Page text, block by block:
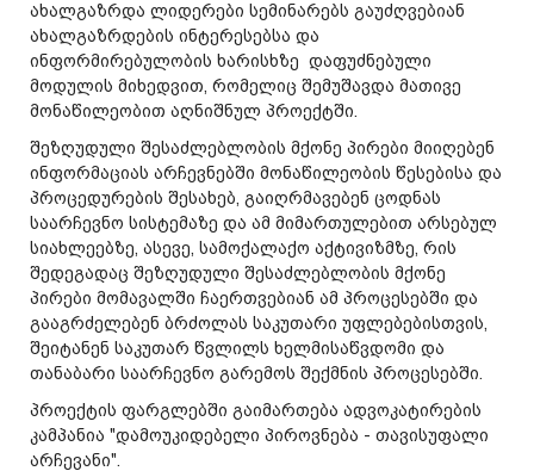
ახალგაზრდა ლიდერები სემინარებს გაუძღვებიან
ახალგაზრდების ინტერესებსა და
ინფორმირებულობის ხარისხზე დაფუძნებული
მოდულის მიხედვით, რომელიც შემუშავდა მათივე
მონაწილეობით აღნიშნულ პროექტში.
შეზღუდული შესაძლებლობის მქონე პირები მიიღებენ
ინფორმაციას არჩევნებში მონაწილეობის წესებისა და
პროცედურების შესახებ, გაიღრმავებენ ცოდნას
საარჩევნო სისტემაზე და ამ მიმართულებით არსებულ
სიახლეებზე, ასევე, სამოქალაქო აქტივიზმზე, რის
შედეგადაც შეზღუდული შესაძლებლობის მქონე
პირები მომავალში ჩაერთვებიან ამ პროცესებში და
გააგრძელებენ ბრძოლას საკუთარი უფლებებისთვის,
შეიტანენ საკუთარ წვლილს ხელმისაწვდომი და
თანაბარი საარჩევნო გარემოს შექმნის პროცესებში.
პროექტის ფარგლებში გაიმართება ადვოკატირების
კამპანია "დამოუკიდებელი პიროვნება - თავისუფალი
არჩევანი".